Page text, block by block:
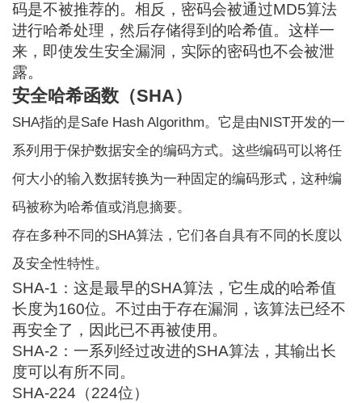
码是不被推荐的。相反，密码会被通过MD5算法
进行哈希处理，然后存储得到的哈希值。这样一
来，即使发生安全漏洞，实际的密码也不会被泄
露。
安全哈希函数（SHA）
SHA指的是Safe Hash Algorithm。它是由NIST开发的一
系列用于保护数据安全的编码方式。这些编码可以将任
何大小的输入数据转换为一种固定的编码形式，这种编
码被称为哈希值或消息摘要。
存在多种不同的SHA算法，它们各自具有不同的长度以
及安全性特性。
SHA-1：这是最早的SHA算法，它生成的哈希值
长度为160位。不过由于存在漏洞，该算法已经不
再安全了，因此已不再被使用。
SHA-2：一系列经过改进的SHA算法，其输出长
度可以有所不同。
SHA-224（224位）